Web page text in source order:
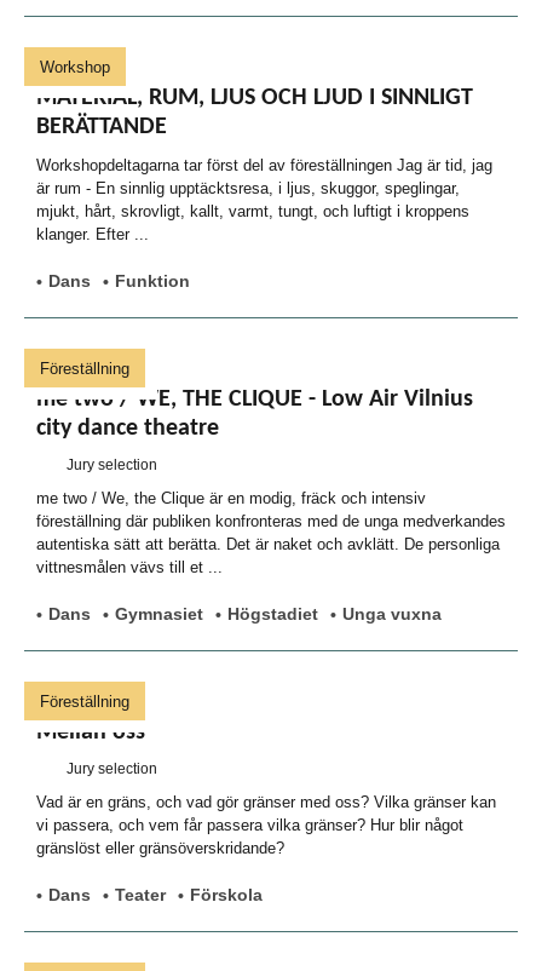
MATERIAL, RUM, LJUS OCH LJUD I SINNLIGT
BERÄTTANDE
Workshop
Workshopdeltagarna tar först del av föreställningen Jag är tid, jag
är rum - En sinnlig upptäcktsresa, i ljus, skuggor, speglingar,
mjukt, hårt, skrovligt, kallt, varmt, tungt, och luftigt i kroppens
klanger. Efter ...
Dans Funktion
me two / WE, THE CLIQUE - Low Air Vilnius
city dance theatre
Jury selection
Föreställning
me two / We, the Clique är en modig, fräck och intensiv
föreställning där publiken konfronteras med de unga medverkandes
autentiska sätt att berätta. Det är naket och avklätt. De personliga
vittnesmålen vävs till et ...
Dans Gymnasiet Högstadiet Unga vuxna
Mellan oss
Jury selection
Föreställning
Vad är en gräns, och vad gör gränser med oss? Vilka gränser kan
vi passera, och vem får passera vilka gränser? Hur blir något
gränslöst eller gränsöverskridande?
Dans Teater Förskola